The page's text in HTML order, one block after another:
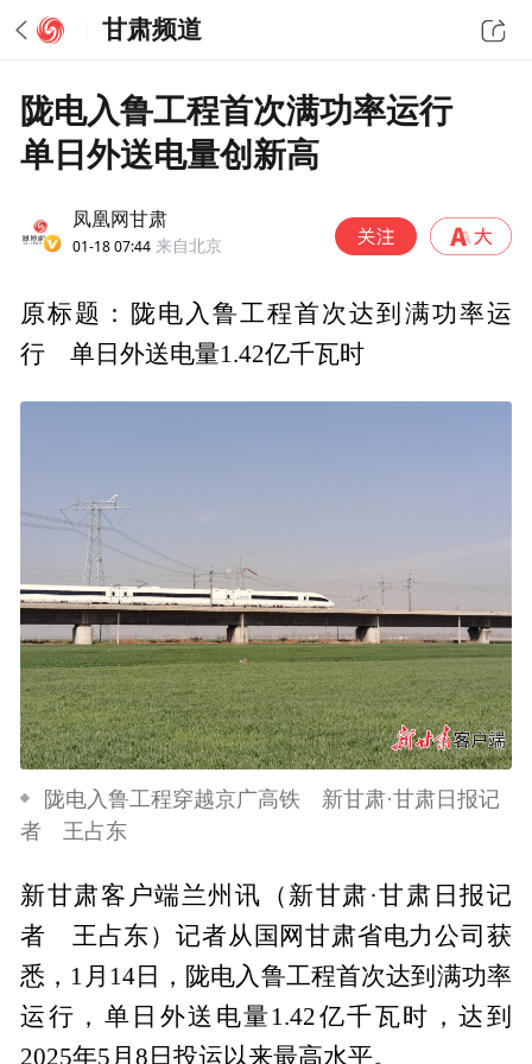
甘肃频道
陇电入鲁工程首次满功率运行
单日外送电量创新高
凤凰网甘肃
01-18 07:44 来自北京
原标题：陇电入鲁工程首次达到满功率运
行 单日外送电量1.42亿千瓦时
陇电入鲁工程穿越京广高铁 新甘肃·甘肃日报记
者 王占东
新甘肃客户端兰州讯（新甘肃·甘肃日报记
者 王占东）记者从国网甘肃省电力公司获
悉，1月14日，陇电入鲁工程首次达到满功率
运行，单日外送电量1.42亿千瓦时，达到
2025年5月8日投运以来最高水平。